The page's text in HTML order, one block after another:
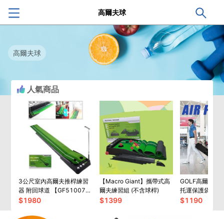
高爾夫球
高爾夫球
人氣商品
3公尺室內高爾夫推桿練習
器 附回球道 【GF51007
】
$1980
【Macro Giant】攜帶式高
爾夫練習組 (不含球桿)
$1399
GOLF高爾夫帶
托運保護袋【
$1190